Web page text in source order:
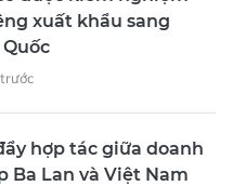
xuất khẩu sang
hợp tác giữa doanh
Ba Lan và Việt Nam